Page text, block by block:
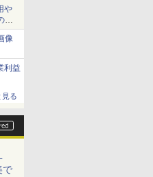
や
操
像
利益
見る
で